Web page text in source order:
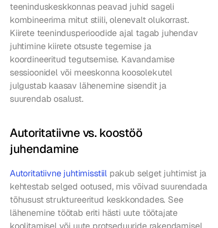
teeninduskeskkonnas peavad juhid sageli
kombineerima mitut stiili, olenevalt olukorrast.
Kiirete teenindusperioodide ajal tagab juhendav
juhtimine kiirete otsuste tegemise ja
koordineeritud tegutsemise. Kavandamise
sessioonidel või meeskonna koosolekutel
julgustab kaasav lähenemine sisendit ja
suurendab osalust.
Autoritatiivne vs. koostöö
juhendamine
Autoritatiivne juhtimisstiil pakub selget juhtimist ja
kehtestab selged ootused, mis võivad suurendada
tõhusust struktureeritud keskkondades. See
lähenemine töötab eriti hästi uute töötajate
koolitamisel või uute protseduuride rakendamisel,